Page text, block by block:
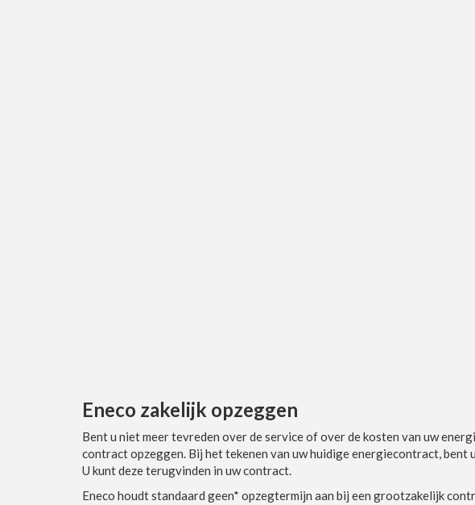
Eneco zakelijk opzeggen
Bent u niet meer tevreden over de service of over de kosten van uw
contract opzeggen. Bij het tekenen van uw huidige energiecontract, bent
U kunt deze terugvinden in uw contract.
Eneco houdt standaard geen* opzegtermijn aan bij een grootzakelijk